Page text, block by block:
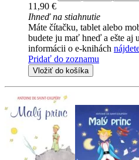
11,90 €
Ihneď na stiahnutie
Máte čítačku, tablet alebo
budete ju mať hneď a ešte aj
informácii o e-knihách
Pridať do zoznamu
Vložiť do košíka